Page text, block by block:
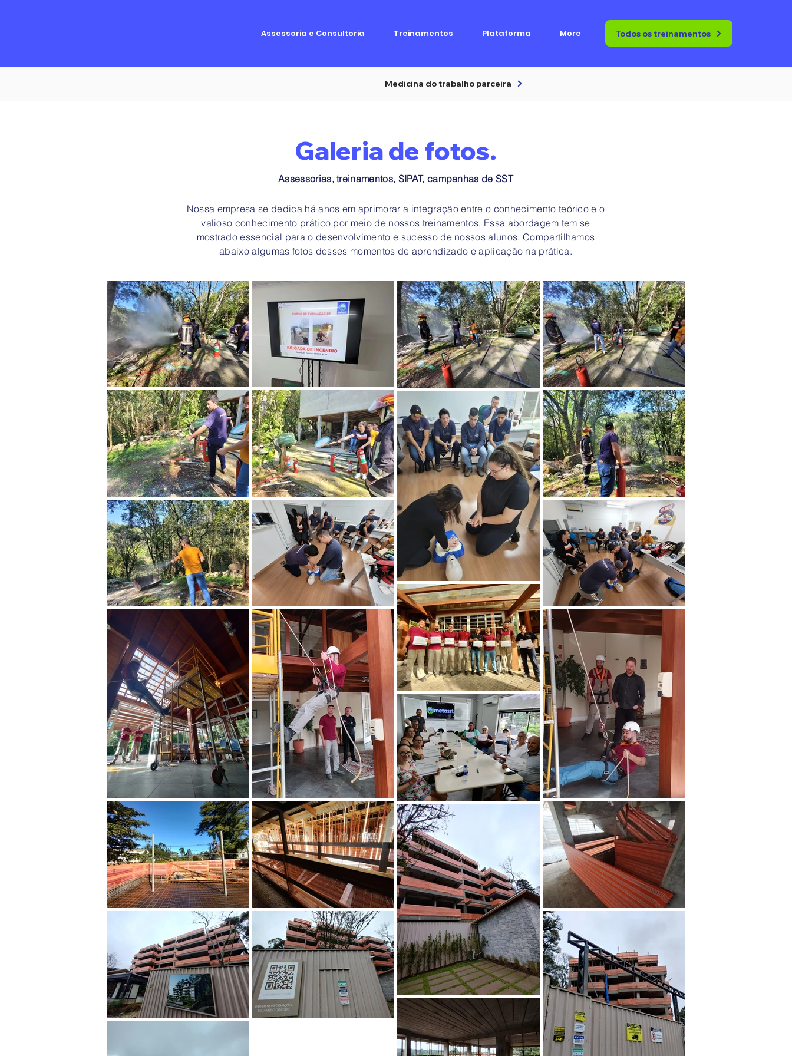
Assessoria e Consultoria Treinamentos Plataforma More Todos os treinamentos
Medicina do trabalho parceira
Galeria de fotos.
Assessorias, treinamentos, SIPAT, campanhas de SST
Nossa empresa se dedica há anos em aprimorar a integração entre o conhecimento teórico e o
valioso conhecimento prático por meio de nossos treinamentos. Essa abordagem tem se
mostrado essencial para o desenvolvimento e sucesso de nossos alunos. Compartilhamos
abaixo algumas fotos desses momentos de aprendizado e aplicação na prática.